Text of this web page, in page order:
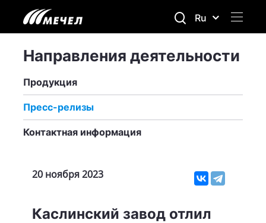
Ru
Направления деятельности
20 ноября 2023
Каслинский завод отлил
Продукция
Пресс-релизы
Контактная информация